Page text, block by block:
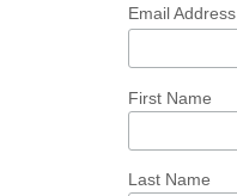
Email Address
First Name
Last Name